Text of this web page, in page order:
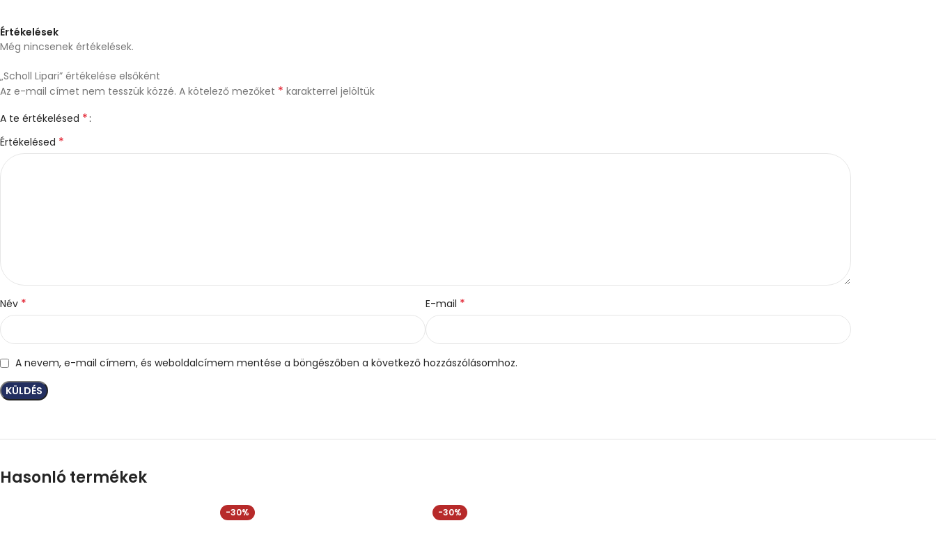
Értékelések
Még nincsenek értékelések.
„Scholl Lipari” értékelése elsőként
Az e-mail címet nem tesszük közzé. A kötelező mezőket * karakterrel jelöltük
A te értékelésed *
Értékelésed *
Név * E-mail *
A nevem, e-mail címem, és weboldalcímem mentése a böngészőben a következő hozzászólásomhoz.
Hasonló termékek
-30% -30%